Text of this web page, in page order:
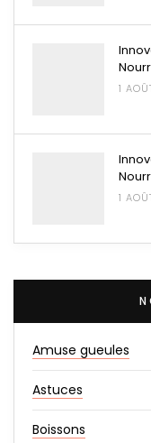
1
1
Amuse gueules
Astuces
Boissons